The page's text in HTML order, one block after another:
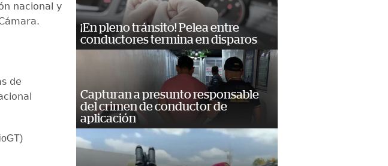
nacional y
de
¡En pleno tránsito! Pelea entre
conductores termina en disparos
Capturan a presunto responsable
del crimen de conductor de
aplicación